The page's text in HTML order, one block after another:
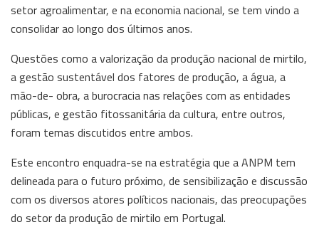
setor agroalimentar, e na economia nacional, se tem vindo a
consolidar ao longo dos últimos anos.
Questões como a valorização da produção nacional de mirtilo,
a gestão sustentável dos fatores de produção, a água, a
mão-de- obra, a burocracia nas relações com as entidades
públicas, e gestão fitossanitária da cultura, entre outros,
foram temas discutidos entre ambos.
Este encontro enquadra-se na estratégia que a ANPM tem
delineada para o futuro próximo, de sensibilização e discussão
com os diversos atores políticos nacionais, das preocupações
do setor da produção de mirtilo em Portugal.